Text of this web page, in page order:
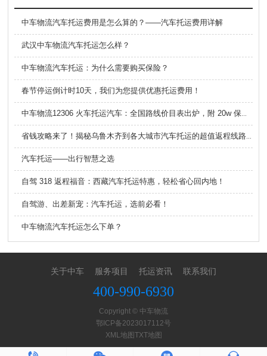
中车物流汽车托运费用是怎么算的？——汽车托运费用详解
武汉中车物流汽车托运怎么样？
中车物流汽车托运：为什么需要购买保险？
春节停运倒计时10天，我们为您提供优惠托运费用！
省钱攻略来了！揭秘乌鲁木齐到各大城市汽车托运的超值返程线路！
汽车托运——出行智慧之选
自驾 318 返程福音：西藏汽车托运特惠，轻松省心回内地！
自驾游、出差新宠：汽车托运，选前必看！
中车物流汽车托运怎么下单？
关于中车 服务项目 托运资讯 联系我们
400-990-6930
Copyright © 中车物流
鄂ICP备2023017112号
XML地图TXT地图